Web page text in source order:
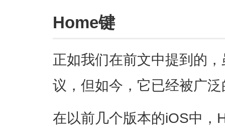
Home键
正如我们在前文中提到的
议，但如今，它已经被广
在以前几个版本的iOS中，